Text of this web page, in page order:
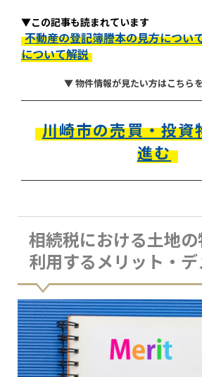
▼この記事も読まれています
不動産の登記簿謄本の見方につい
について解説
▼ 物件情報が見たい方はこちら
川崎市の売買・投資
進む
相続税における土地
利用するメリット・